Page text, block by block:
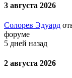
3 августа 2026
Солорев Эдуард
форуме
5 дней назад
2 августа 2026